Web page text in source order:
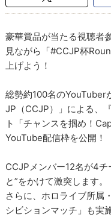
豪華賞品が当たる視聴
見ながら「#CCJP杯
上げよう！
総勢約100名の
JP（CCJP）」による、
ト「チャンスを掴め！
YouTube配信枠を公開！
CCJPメンバー12名が4チ
と”をかけて激突します。
さらに、ホロライブ所属
シビションマッチ」も実